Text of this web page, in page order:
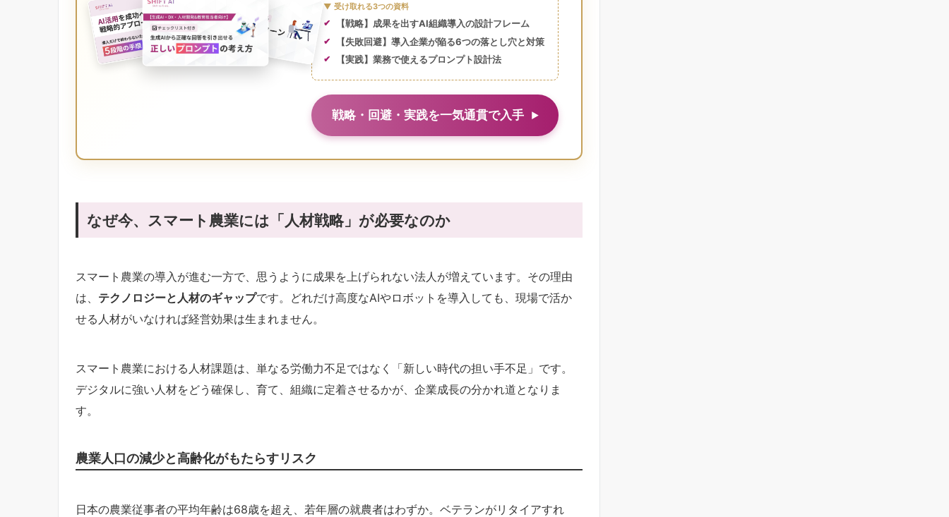
▼ 受け取れる3つの資料
【戦略】成果を出すAI組織導入の設計フレーム
【失敗回避】導入企業が陥る6つの落とし穴と対策
【実践】業務で使えるプロンプト設計法
戦略・回避・実践を一気通貫で入手
なぜ今、スマート農業には「人材戦略」が必要なのか
スマート農業の導入が進む一方で、思うように成果を上げられない法人が増えています。その理由
は、 テクノロジーと人材のギャップです。どれだけ高度なAIやロボットを導入しても、現場で活か
せる人材がいなければ経営効果は生まれません。
スマート農業における人材課題は、単なる労働力不足ではなく「新しい時代の担い手不足」です。
デジタルに強い人材をどう確保し、育て、組織に定着させるかが、企業成長の分かれ道となりま
す。
農業人口の減少と高齢化がもたらすリスク
日本の農業従事者の平均年齢は68歳を超え、若年層の就農者はわずか。ベテランがリタイアすれ